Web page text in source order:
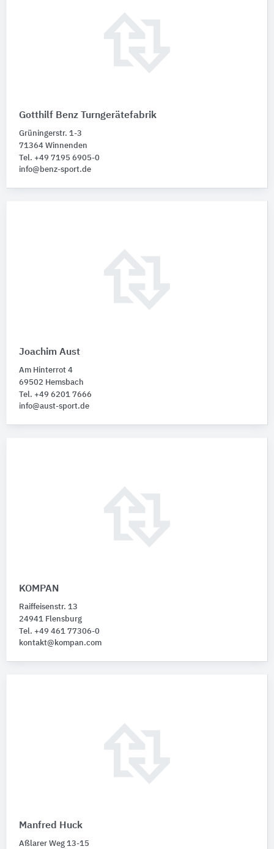
Gotthilf Benz Turngerätefabrik
Grüningerstr. 1-3
71364 Winnenden
Tel. +49 7195 6905-0
info@benz-sport.de
Joachim Aust
Am Hinterrot 4
69502 Hemsbach
Tel. +49 6201 7666
info@aust-sport.de
KOMPAN
Raiffeisenstr. 13
24941 Flensburg
Tel. +49 461 77306-0
kontakt@kompan.com
Manfred Huck
Aßlarer Weg 13-15